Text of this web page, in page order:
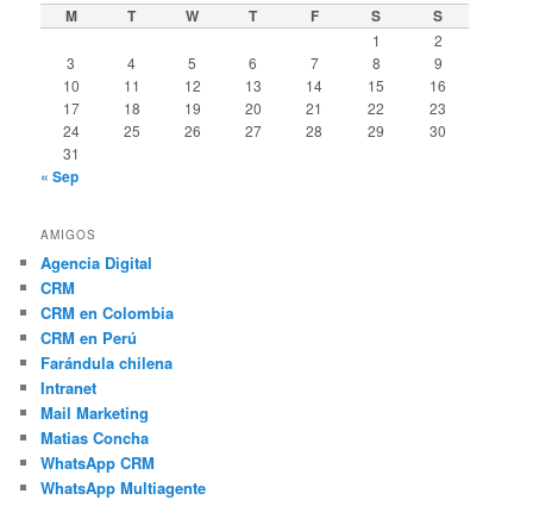
M T W T F S S
1
2
3
4 5 6 7 8
9
10
11 12 13 14 15
16
17
18 19 20 21 22
23
24
25 26 27 28 29
30
31
« Sep
AMIGOS
Agencia Digital
CRM
CRM en Colombia
CRM en Perú
Farándula chilena
Intranet
Mail Marketing
Matias Concha
WhatsApp CRM
WhatsApp Multiagente